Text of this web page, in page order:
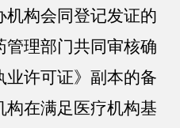
构会同登记发证的
理部门共同审核确
业许可证》副本的备
在满足医疗机构基